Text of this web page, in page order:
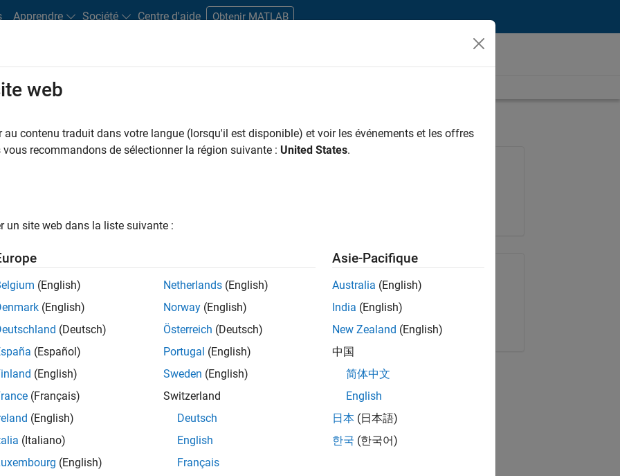
Apprendre Société Centre d'aide Obtenir MATLAB
bureaux Étudiants et carrières
Do you enjoy solving challenging problems
development to design and develop new test
suites, and conduct hands-on testing to improve
team from start to finish by influencing
and testability thereby ensuring high quality
Partager le poste
Copier le lien E-mail
web
au contenu traduit dans votre langue (lorsqu'il est disponible) et voir les événements et les offres
vous recommandons de sélectionner la région suivante : United States.
un site web dans la liste suivante :
(English)
(English)
(Deutsch)
(Español)
(English)
(Français)
(English)
(Italiano)
(English)
Netherlands (English)
Norway (English)
Österreich (Deutsch)
Portugal (English)
Sweden (English)
Switzerland
Deutsch
English
Français
Asie-Pacifique
Australia (English)
India (English)
New Zealand (English)
中国
简体中文
English
日本 (日本語)
한국 (한국어)